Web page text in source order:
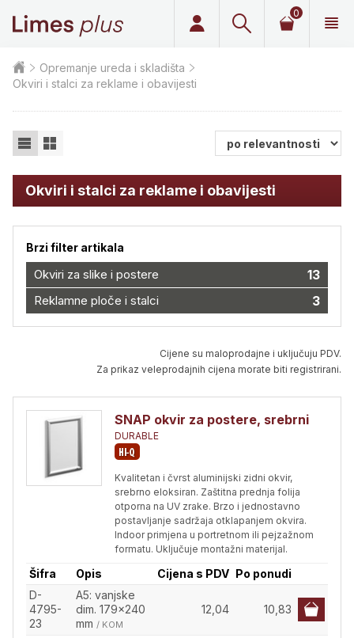
0
Opremanje ureda i skladišta
Okviri i stalci za reklame i obavijesti
Okviri i stalci za reklame i obavijesti
Brzi filter artikala
Okviri za slike i postere 13
Reklamne ploče i stalci 3
Cijene su maloprodajne i uključuju PDV.
Za prikaz veleprodajnih cijena morate biti registrirani.
SNAP okvir za postere, srebrni
DURABLE
Kvalitetan i čvrst aluminijski zidni okvir,
srebrno eloksiran. Zaštitna prednja folija
otporna na UV zrake. Brzo i jednostavno
postavljanje sadržaja otklapanjem okvira.
Indoor primjena u portretnom ili pejzažnom
formatu. Uključuje montažni materijal.
Šifra Opis Cijena s PDV Po ponudi
D-
4795-
23
A5: vanjske
dim. 179x240
mm / KOM
12,04 10,83